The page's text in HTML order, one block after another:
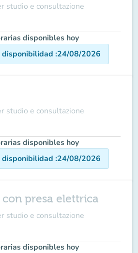
studio e consultazione
disponibles hoy
disponibilidad :24/08/2026
studio e consultazione
disponibles hoy
disponibilidad :24/08/2026
con presa elettrica
studio e consultazione
disponibles hoy